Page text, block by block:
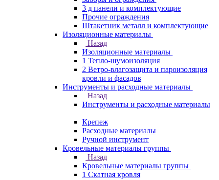
3 д панели и комплектующие
Прочие ограждения
Штакетник металл и комплектующие
Изоляционные материалы
Назад
Изоляционные материалы
1 Тепло-шумоизоляция
2 Ветро-влагозащита и пароизоляция
кровли и фасадов
Инструменты и расходные материалы
Назад
Инструменты и расходные материалы
Крепеж
Расходные материалы
Ручной инструмент
Кровельные материалы группы
Назад
Кровельные материалы группы
1 Скатная кровля